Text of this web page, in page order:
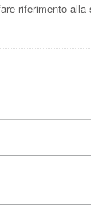
riferimento